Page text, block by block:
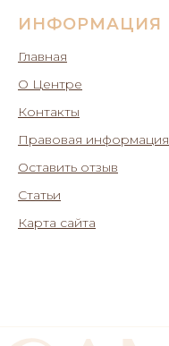
ИНФОРМАЦИЯ
Главная
О Центре
Контакты
Правовая информация
Оставить отзыв
Статьи
Карта сайта